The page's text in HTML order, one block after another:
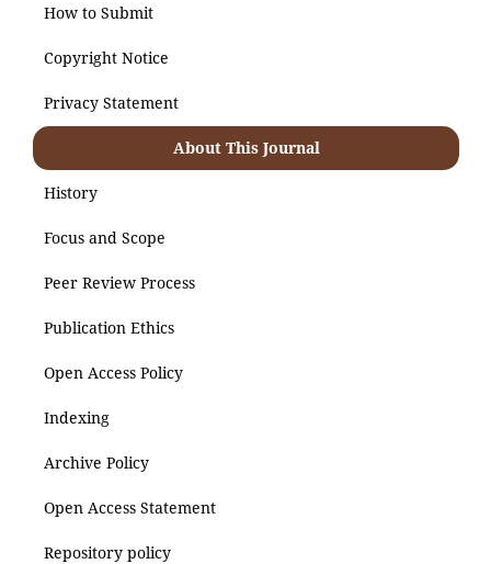
How to Submit
Copyright Notice
Privacy Statement
About This Journal
History
Focus and Scope
Peer Review Process
Publication Ethics
Open Access Policy
Indexing
Archive Policy
Open Access Statement
Repository policy